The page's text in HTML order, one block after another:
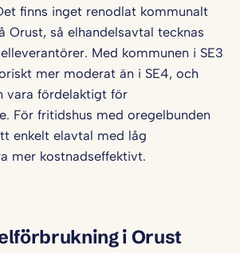
finns inget renodlat kommunalt
Orust, så elhandelsavtal tecknas
Med kommunen i SE3
mer moderat än i SE4, och
vara fördelaktigt för
För fritidshus med oregelbunden
enkelt elavtal med låg
mer kostnadseffektivt.
i Orust